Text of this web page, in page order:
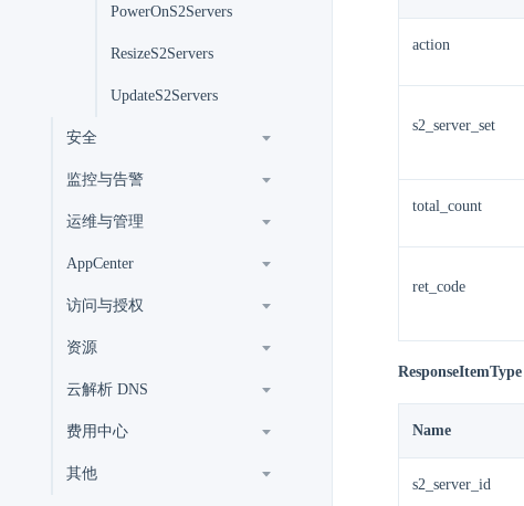
PowerOnS2Servers
ResizeS2Servers
UpdateS2Servers
安全
监控与告警
运维与管理
AppCenter
访问与授权
资源
云解析 DNS
费用中心
其他
action
s2_server_set
total_count
ret_code
ResponseItemType
Name
s2_server_id